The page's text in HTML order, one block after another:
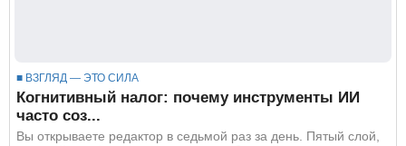
■ ВЗГЛЯД — ЭТО СИЛА
Когнитивный налог: почему инструменты ИИ
часто соз...
Вы открываете редактор в седьмой раз за день. Пятый слой,